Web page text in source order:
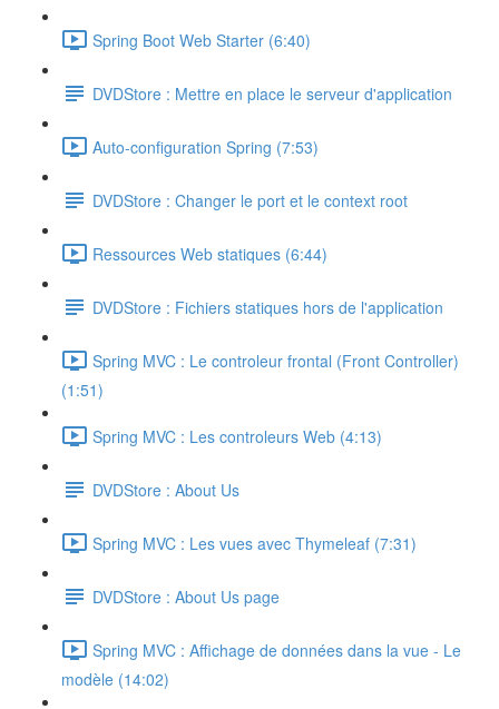
Spring Boot Web Starter (6:40)
DVDStore : Mettre en place le serveur d'application
Auto-configuration Spring (7:53)
DVDStore : Changer le port et le context root
Ressources Web statiques (6:44)
DVDStore : Fichiers statiques hors de l'application
Spring MVC : Le controleur frontal (Front Controller)
(1:51)
Spring MVC : Les controleurs Web (4:13)
DVDStore : About Us
Spring MVC : Les vues avec Thymeleaf (7:31)
DVDStore : About Us page
Spring MVC : Affichage de données dans la vue - Le
modèle (14:02)